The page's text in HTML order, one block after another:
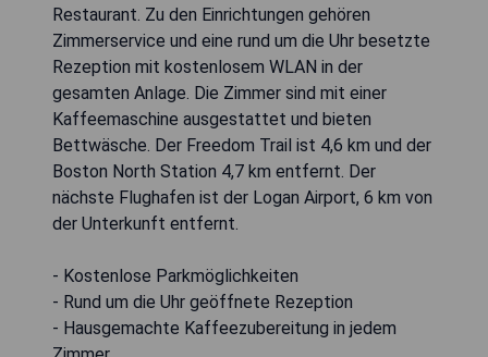
Restaurant. Zu den Einrichtungen gehören
Zimmerservice und eine rund um die Uhr besetzte
Rezeption mit kostenlosem WLAN in der
gesamten Anlage. Die Zimmer sind mit einer
Kaffeemaschine ausgestattet und bieten
Bettwäsche. Der Freedom Trail ist 4,6 km und der
Boston North Station 4,7 km entfernt. Der
nächste Flughafen ist der Logan Airport, 6 km von
der Unterkunft entfernt.
- Kostenlose Parkmöglichkeiten
- Rund um die Uhr geöffnete Rezeption
- Hausgemachte Kaffeezubereitung in jedem